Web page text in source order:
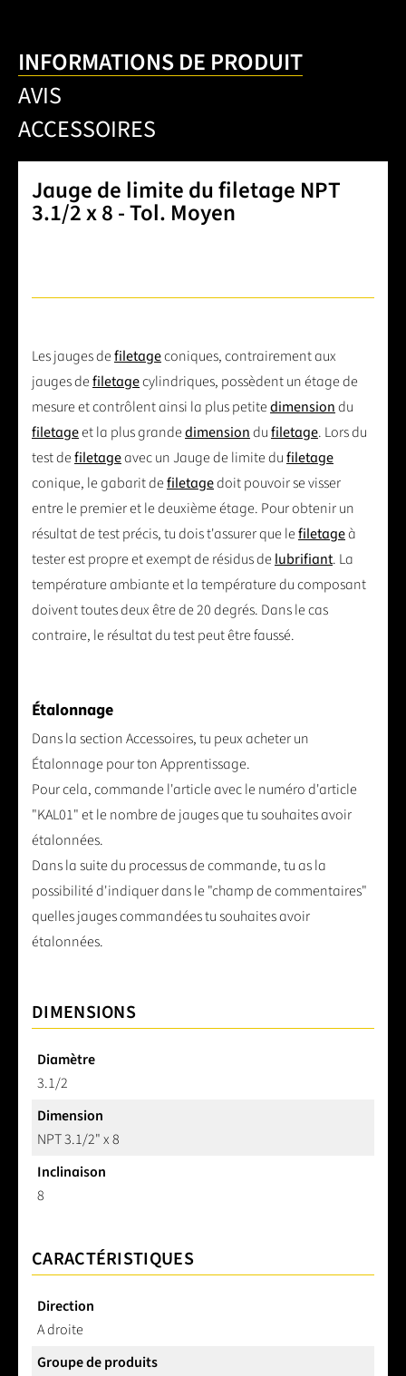
INFORMATIONS DE PRODUIT
AVIS
ACCESSOIRES
Jauge de limite du filetage NPT
3.1/2 x 8 - Tol. Moyen
Les jauges defiletageconiques, contrairement aux
jauges defiletagecylindriques, possèdent un étage de
mesure et contrôlent ainsi la plus petitedimensiondu
filetageet la plus grandedimensiondufiletage. Lors du
test defiletageavec un Jauge de limite dufiletage
conique, le gabarit defiletagedoit pouvoir se visser
entre le premier et le deuxième étage. Pour obtenir un
résultat de test précis, tu dois t'assurer que lefiletageà
tester est propre et exempt de résidus delubrifiant. La
température ambiante et la température du composant
doivent toutes deux être de 20 degrés. Dans le cas
contraire, le résultat du test peut être faussé.
Étalonnage
Dans la section Accessoires, tu peux acheter un
Étalonnage pour ton Apprentissage.
Pour cela, commande l'article avec le numéro d'article
"KAL01" et le nombre de jauges que tu souhaites avoir
étalonnées.
Dans la suite du processus de commande, tu as la
possibilité d'indiquer dans le "champ de commentaires"
quelles jauges commandées tu souhaites avoir
étalonnées.
DIMENSIONS
Diamètre
3.1/2
Dimension
NPT 3.1/2" x 8
Inclinaison
8
CARACTÉRISTIQUES
Direction
A droite
Groupe de produits